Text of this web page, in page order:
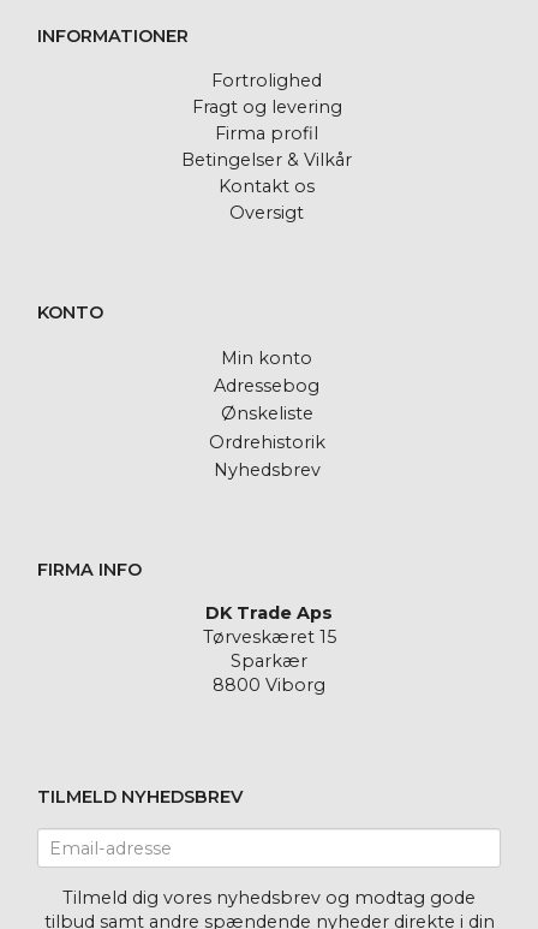
INFORMATIONER
Fortrolighed
Fragt og levering
Firma profil
Betingelser & Vilkår
Kontakt os
Oversigt
KONTO
Min konto
Adressebog
Ønskeliste
Ordrehistorik
Nyhedsbrev
FIRMA INFO
DK Trade Aps
Tørveskæret 15
Sparkær
8800 Viborg
TILMELD NYHEDSBREV
adresse
Tilmeld dig vores nyhedsbrev og modtag gode
tilbud samt andre spændende nyheder direkte i din